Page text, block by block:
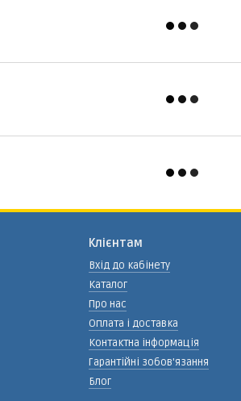
Клієнтам
Вхід до кабінету
Каталог
Про нас
Оплата і доставка
Контактна інформація
Гарантійні зобов'язання
Блог